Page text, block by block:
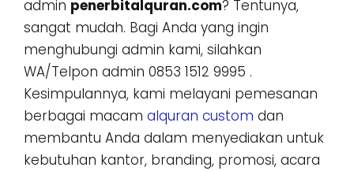
admin penerbitalquran.com? Tentunya,
sangat mudah. Bagi Anda yang ingin
menghubungi admin kami, silahkan
WA/Telpon admin 0853 1512 9995 .
Kesimpulannya, kami melayani pemesanan
berbagai macam alquran custom dan
membantu Anda dalam menyediakan untuk
kebutuhan kantor, branding, promosi, acara